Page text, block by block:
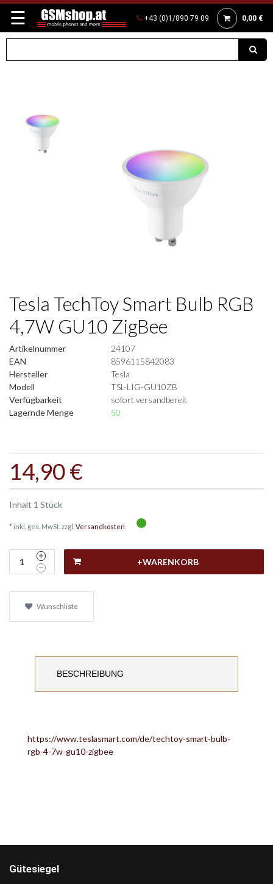
☰ +43 (0)1/890 79 09 0,00 €
Tesla TechToy Smart Bulb RGB
4,7W GU10 ZigBee
Artikelnummer
24107
EAN
8596115842083
Hersteller
Tesla
Modell
TSL-LIG-GU10ZB
Verfügbarkeit
sofort versandbereit
Lagernde Menge
50
14,90 €
Inhalt 1 Stück
* inkl. ges. MwSt. zzgl. Versandkosten
+WARENKORB
Wunschliste
BESCHREIBUNG
https://www.teslasmart.com/de/techtoy-smart-bulb-
rgb-4-7w-gu10-zigbee
Gütesiegel